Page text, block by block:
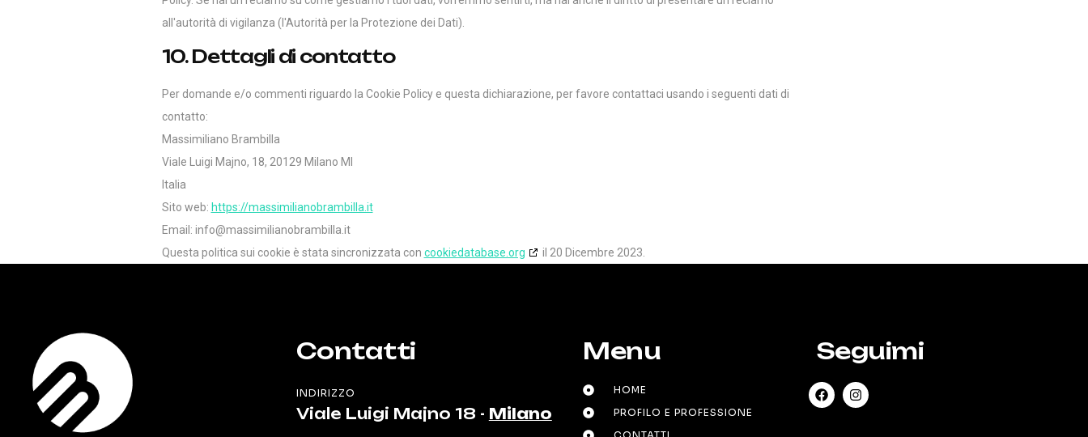
all'autorità di vigilanza (l'Autorità per la Protezione dei Dati).
10. Dettagli di contatto
Per domande e/o commenti riguardo la Cookie Policy e questa dichiarazione, per favore contattaci usando i seguenti dati di
contatto:
Massimiliano Brambilla
Viale Luigi Majno, 18, 20129 Milano MI
Italia
Sito web: https://massimilianobrambilla.it
Email: info@massimilianobrambilla.it
Questa politica sui cookie è stata sincronizzata con cookiedatabase.org il 20 Dicembre 2023.
Contatti
INDIRIZZO
Viale Luigi Majno 18 - Milano
Menu
HOME
PROFILO E PROFESSIONE
Seguimi